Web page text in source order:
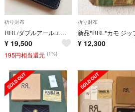
折り財布
RRL/ダブルアールエル/財布/デニム/インディゴ/カードケース/ラルフローレン
¥ 19,500
195円相当還元 (1%)
折り財布
¥ 12,300